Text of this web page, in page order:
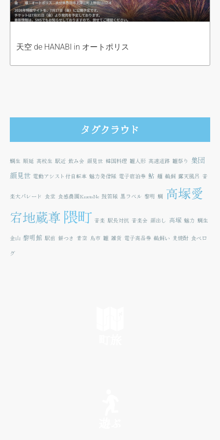
天空 de HANABI in オートポリス
タグクラウド
鯛生 順延 高校生 駅近 飲み会 顔見世 韓国料理 雛人形 高速道路 雛祭り 集団
顔見世 電動アシスト付自転車 魅力発信隊 電子宿泊券 鮎 麺 鵜飼 露天風呂 音
楽大パレード 食堂 食感農園KazetoNe 鼓笛隊 黒ラベル 黎明 鯛 高塚愛
宕地蔵尊 隈町 音楽 駅長対抗 音楽会 顔出し 高塚 魅力 鯛生
金山 黎明館 駅前 餅つき 青空 鳥市 雛 雑貨 電子商品券 鵜飼い 麦焼酎 食べロ
グ